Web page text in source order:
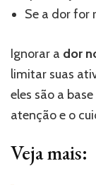
Se a dor for
Ignorar a dor
limitar suas
eles são a
atenção e o
Veja mais: